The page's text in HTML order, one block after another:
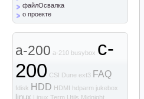
файлОсвалка
о проекте
a-200 a-210 busybox c-
200 CSI Dune ext3 FAQ
fdisk HDD HDMI hdparm jukebox
linux Linux Term Utils Midnight